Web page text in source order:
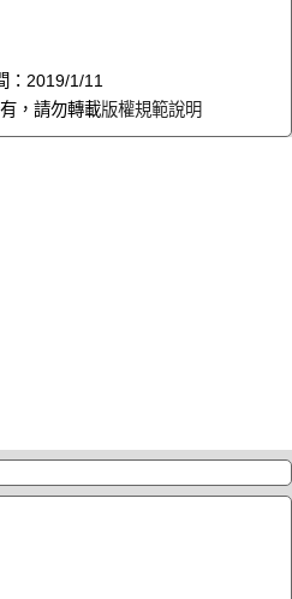
：2019/1/11
，請勿轉載版權規範說明